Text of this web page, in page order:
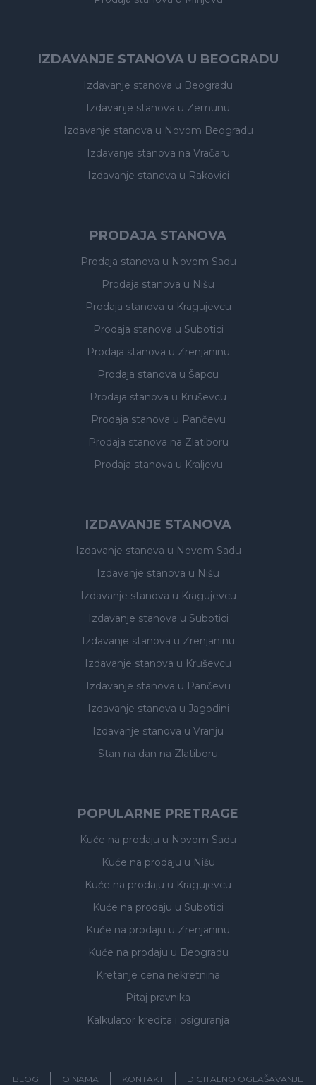
IZDAVANJE STANOVA U BEOGRADU
Izdavanje stanova u Beogradu
Izdavanje stanova u Zemunu
Izdavanje stanova u Novom Beogradu
Izdavanje stanova na Vračaru
Izdavanje stanova u Rakovici
PRODAJA STANOVA
Prodaja stanova u Novom Sadu
Prodaja stanova u Nišu
Prodaja stanova u Kragujevcu
Prodaja stanova u Subotici
Prodaja stanova u Zrenjaninu
Prodaja stanova u Šapcu
Prodaja stanova u Kruševcu
Prodaja stanova u Pančevu
Prodaja stanova na Zlatiboru
Prodaja stanova u Kraljevu
IZDAVANJE STANOVA
Izdavanje stanova u Novom Sadu
Izdavanje stanova u Nišu
Izdavanje stanova u Kragujevcu
Izdavanje stanova u Subotici
Izdavanje stanova u Zrenjaninu
Izdavanje stanova u Kruševcu
Izdavanje stanova u Pančevu
Izdavanje stanova u Jagodini
Izdavanje stanova u Vranju
Stan na dan na Zlatiboru
POPULARNE PRETRAGE
Kuće na prodaju u Novom Sadu
Kuće na prodaju u Nišu
Kuće na prodaju u Kragujevcu
Kuće na prodaju u Subotici
Kuće na prodaju u Zrenjaninu
Kuće na prodaju u Beogradu
Kretanje cena nekretnina
Pitaj pravnika
Kalkulator kredita i osiguranja
BLOG O NAMA KONTAKT
DIGITALNO OGLAŠAVANJE